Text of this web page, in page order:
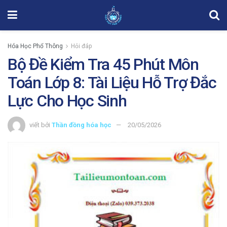
Hóa Học Phổ Thông Hỏi đáp
Bộ Đề Kiểm Tra 45 Phút Môn
Toán Lớp 8: Tài Liệu Hỗ Trợ Đắc
Lực Cho Học Sinh
viết bởi Thần đồng hóa học 20/05/2026